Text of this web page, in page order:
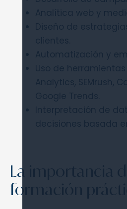
Analítica web y
Diseño de
La importancia
formación